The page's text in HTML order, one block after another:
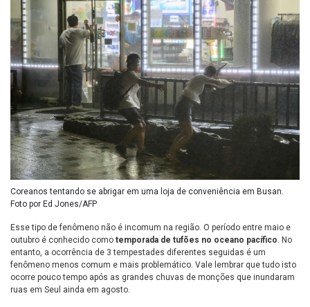
Coreanos tentando se abrigar em uma loja de conveniência em Busan.
Foto por Ed Jones/AFP
Esse tipo de fenômeno não é incomum na região. O período entre maio e
outubro é conhecido como temporada de tufões no oceano pacífico . No
entanto, a ocorrência de 3 tempestades diferentes seguidas é um
fenômeno menos comum e mais problemático. Vale lembrar que tudo isto
ocorre pouco tempo após as grandes chuvas de monções que inundaram
ruas em Seul ainda em agosto.